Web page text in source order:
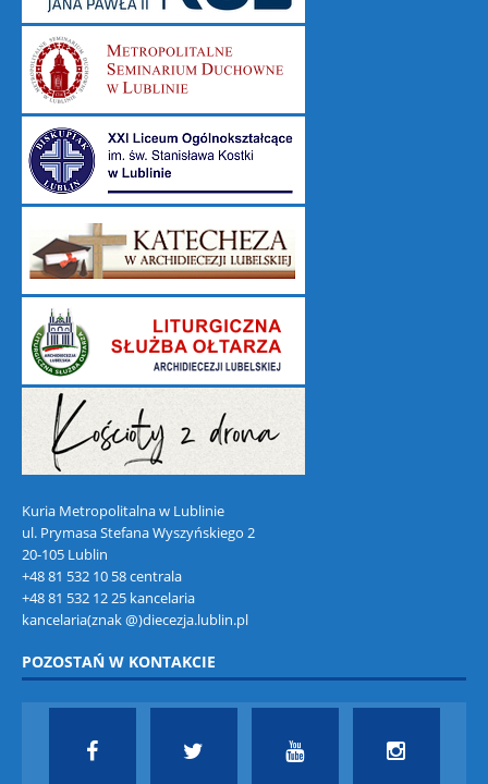
Kuria Metropolitalna w Lublinie
ul. Prymasa Stefana Wyszyńskiego 2
20-105 Lublin
+48 81 532 10 58 centrala
+48 81 532 12 25 kancelaria
kancelaria(znak @)diecezja.lublin.pl
POZOSTAŃ W KONTAKCIE